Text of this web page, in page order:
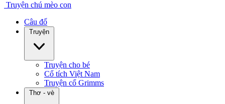
Truyện chú mèo con
Câu đố
Truyện
Truyện cho bé
Cổ tích Việt Nam
Truyện cổ Grimms
Thơ - vè